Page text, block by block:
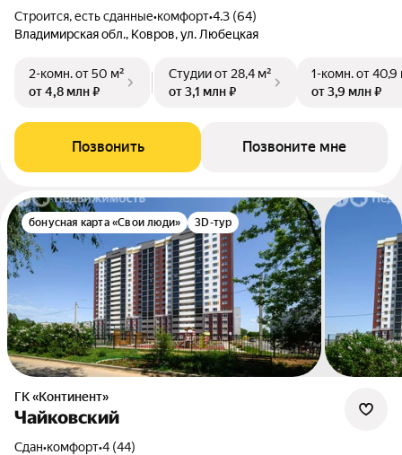
Строится, есть сданные•комфорт•4.3 (64)
Владимирская обл., Ковров, ул. Любецкая
2-комн.от 50 м²
от 4,8 млн ₽
Студииот 28,4 м²
от 3,1 млн ₽
1-комн.от 40,9
от 3,9 млн ₽
Позвонить Позвоните мне
бонусная карта «Свои люди» 3D-тур
ГК «Континент»
Чайковский
Сдан•комфорт•4 (44)